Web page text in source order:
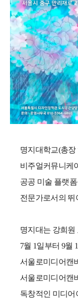
명지대학교(총장
비주얼커뮤니케
공공 미술 플랫
전문가로서의
명지대는 강희원
7월 1일부터 9월
서울로미디어캔
서울로미디어캔
독창적인 미디